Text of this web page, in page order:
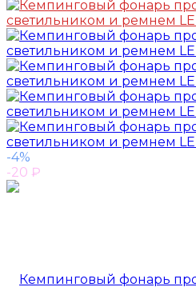
-4%
-20 ₽